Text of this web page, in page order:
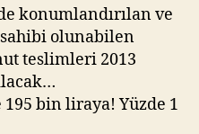
bin
liraya!
Yüzde
1
konumlandırılan ve
olunabilen
teslimleri 2013